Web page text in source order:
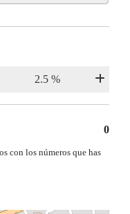
0
con los números que has